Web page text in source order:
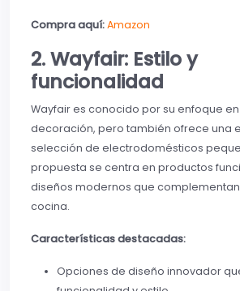
Compra aquí:Amazon
2. Wayfair: Estilo y
funcionalidad
Wayfair es conocido por su enfoque
decoración, pero también ofrece una
selección de electrodomésticos
propuesta se centra en productos
diseños modernos que
cocina.
Características destacadas:
Opciones de diseño innovador